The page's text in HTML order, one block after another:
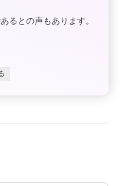
るとの声もあります。